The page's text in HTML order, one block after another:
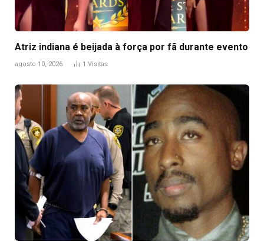
Atriz indiana é beijada à força por fã durante evento
agosto 10, 2026 1 Visitas